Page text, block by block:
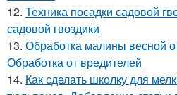
12. Техника посадки садовой
садовой гвоздики
13. Обработка малины весной
Обработка от вредителей
14. Как сделать школку для